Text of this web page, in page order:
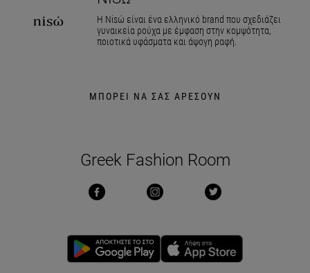
Η Nisώ είναι ένα ελληνικό brand που σχεδιάζει
γυναικεία ρούχα με έμφαση στην κομψότητα,
ποιοτικά υφάσματα και άψογη ραφή.
ΜΠΟΡΕΙ ΝΑ ΣΑΣ ΑΡΕΣΟΥΝ
Greek Fashion Room